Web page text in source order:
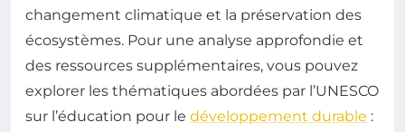
changement climatique et la préservation des
écosystèmes. Pour une analyse approfondie et
des ressources supplémentaires, vous pouvez
explorer les thématiques abordées par l’UNESCO
sur l’éducation pour le développement durable :